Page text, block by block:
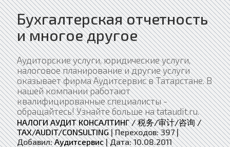
Бухгалтерская отчетность
и многое другое
Аудиторские услуги, юридические услуги,
налоговое планирование и другие услуги
оказывает фирма Аудитсервис в Татарстане. В
нашей компании работают
квалифицированные специалисты -
обращайтесь! Узнайте больше на tataudit.ru.
НАЛОГИ АУДИТ КОНСАЛТИНГ / 税务/审计/咨询 /
TAX/AUDIT/CONSULTING|Переходов: 397 |
Добавил: Аудитсервис |Дата: 10.08.2011